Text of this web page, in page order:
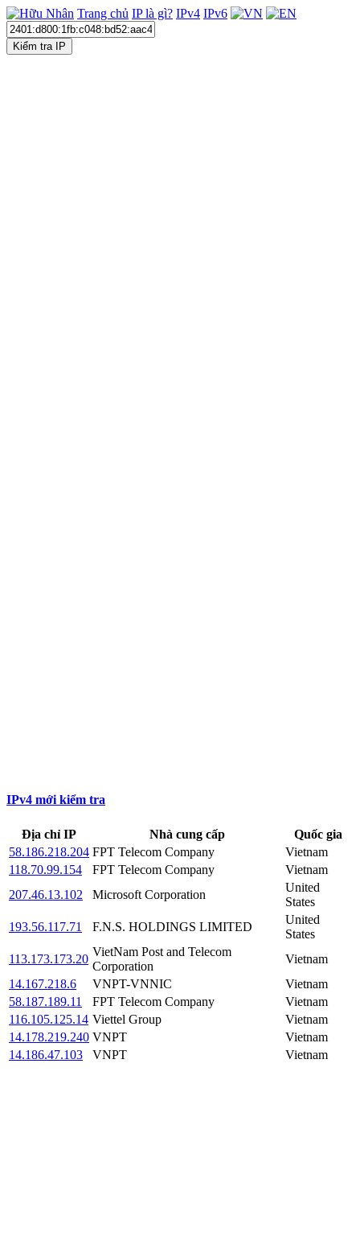
Trang chủ IP là gì? IPv4 IPv6
Kiểm tra IP
IPv4 mới kiểm tra
Địa chỉ IP Nhà cung cấp
Quốc gia
58.186.218.204 FPT Telecom Company
Vietnam
118.70.99.154
FPT Telecom Company
Vietnam
207.46.13.102
Microsoft Corporation
United
States
193.56.117.71
F.N.S. HOLDINGS LIMITED
United
States
113.173.173.20
VietNam Post and Telecom
Corporation
Vietnam
14.167.218.6
VNPT-VNNIC
Vietnam
58.187.189.11
FPT Telecom Company
Vietnam
116.105.125.14 Viettel Group
Vietnam
14.178.219.240 VNPT
Vietnam
14.186.47.103
VNPT Vietnam